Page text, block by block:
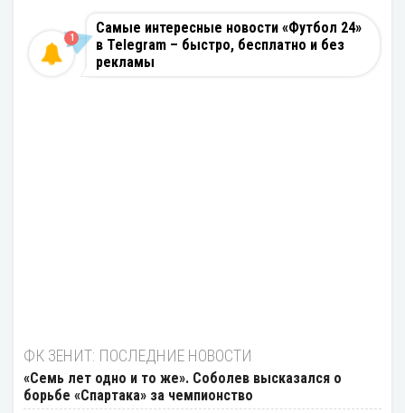
Самые интересные новости «Футбол 24»
в Telegram – быстро, бесплатно и без
рекламы
1
ФК ЗЕНИТ: ПОСЛЕДНИЕ НОВОСТИ
«Семь лет одно и то же». Соболев высказался о
борьбе «Спартака» за чемпионство